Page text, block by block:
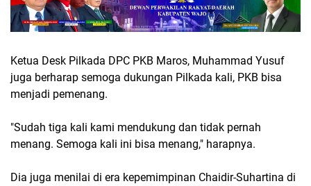
Ketua Desk Pilkada DPC PKB Maros, Muhammad Yusuf
juga berharap semoga dukungan Pilkada kali, PKB bisa
menjadi pemenang.
"Sudah tiga kali kami mendukung dan tidak pernah
menang. Semoga kali ini bisa menang," harapnya.
Dia juga menilai di era kepemimpinan Chaidir-Suhartina di